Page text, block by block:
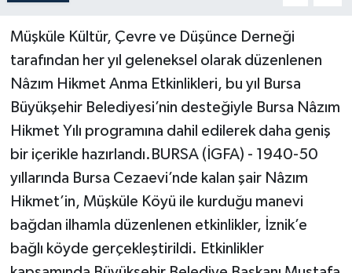
Müşküle Kültür, Çevre ve Düşünce Derneği
tarafından her yıl geleneksel olarak düzenlenen
Nâzım Hikmet Anma Etkinlikleri, bu yıl Bursa
Büyükşehir Belediyesi’nin desteğiyle Bursa Nâzım
Hikmet Yılı programına dahil edilerek daha geniş
bir içerikle hazırlandı.BURSA (İGFA) - 1940-50
yıllarında Bursa Cezaevi’nde kalan şair Nâzım
Hikmet’in, Müşküle Köyü ile kurduğu manevi
bağdan ilhamla düzenlenen etkinlikler, İznik’e
bağlı köyde gerçekleştirildi. Etkinlikler